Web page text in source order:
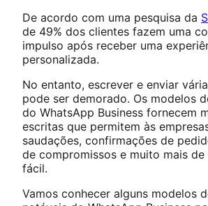
De acordo com uma pesquisa da
de 49% dos clientes fazem uma
impulso após receber uma
personalizada.
No entanto, escrever e enviar
pode ser demorado. Os modelos
do WhatsApp Business fornecem
escritas que permitem às
saudações, confirmações de
de compromissos e muito mais
fácil.
Vamos conhecer alguns modelos